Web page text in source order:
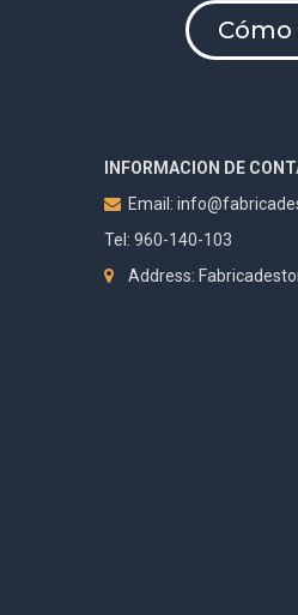
INFORMACION DE
Email:
Tel: 960-140-103
Address: